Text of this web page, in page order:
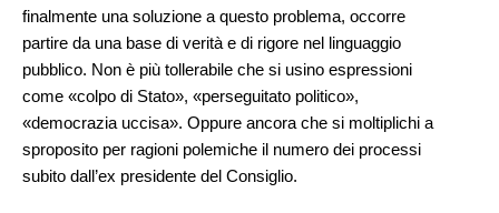
finalmente una soluzione a questo problema, occorre
partire da una base di verità e di rigore nel linguaggio
pubblico. Non è più tollerabile che si usino espressioni
come «colpo di Stato», «perseguitato politico»,
«democrazia uccisa». Oppure ancora che si moltiplichi a
sproposito per ragioni polemiche il numero dei processi
subito dall’ex presidente del Consiglio.